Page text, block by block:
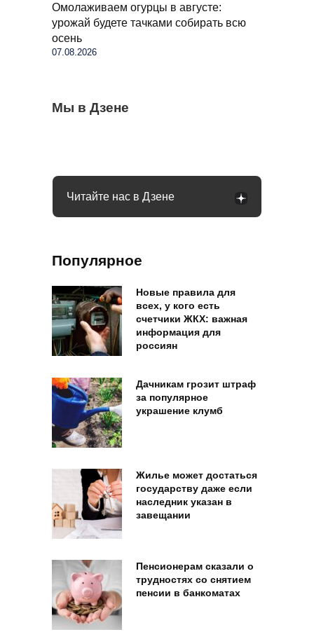
Омолаживаем огурцы в августе:
урожай будете тачками собирать всю
осень
07.08.2026
Мы в Дзене
Бывший продавец выдала уловки
«Магнита» и «Пятерочки»: сети всегда
Семьи в России получат до 200 тысяч
С 1 сентября россиян будут сажать и
Читайте нас в Дзене
Популярное
Новые правила для
всех, у кого есть
счетчики ЖКХ: важная
информация для
россиян
Дачникам грозит штраф
за популярное
украшение клумб
Жилье может достаться
государству даже если
наследник указан в
завещании
Пенсионерам сказали о
трудностях со снятием
пенсии в банкоматах